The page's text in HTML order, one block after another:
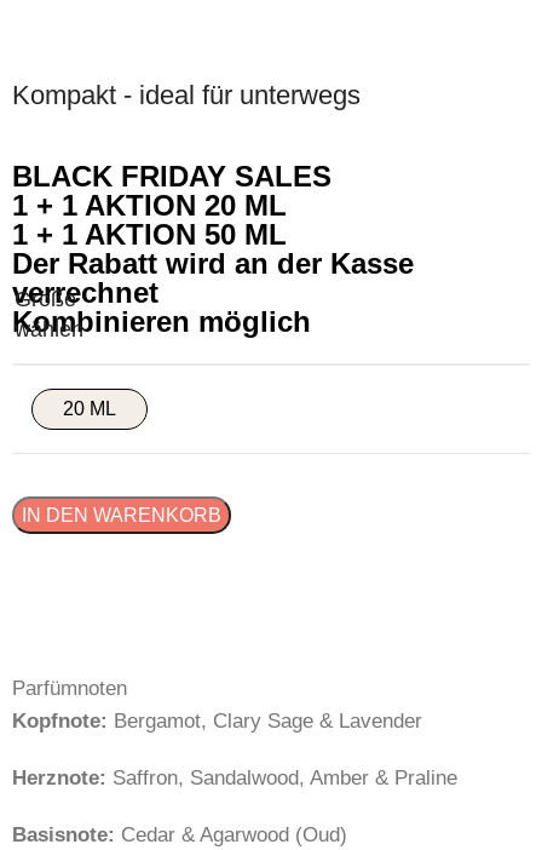
Kompakt - ideal für unterwegs
BLACK FRIDAY SALES
1 + 1 AKTION 20 ML
1 + 1 AKTION 50 ML
Der Rabatt wird an der Kasse
verrechnet
Kombinieren möglich
20 ML
IN DEN WARENKORB
Parfümnoten
Kopfnote: Bergamot, Clary Sage & Lavender
Herznote: Saffron, Sandalwood, Amber & Praline
Basisnote: Cedar & Agarwood (Oud)